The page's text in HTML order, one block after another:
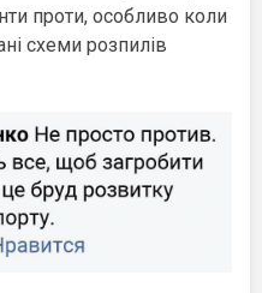
проти, особливо коли
схеми розпилів